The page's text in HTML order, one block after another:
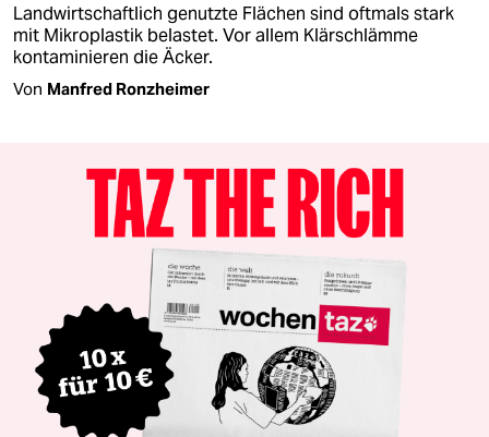
Landwirtschaftlich genutzte Flächen sind oftmals stark
mit Mikroplastik belastet. Vor allem Klär­schläm­me
kontaminieren die Äcker­.
Von Manfred Ronzheimer